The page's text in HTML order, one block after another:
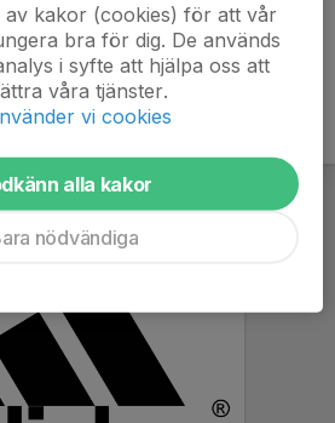
av kakor (cookies) för att vår
bra för dig. De används
i syfte att hjälpa oss att
våra tjänster.
vi cookies
alla kakor
nödvändiga